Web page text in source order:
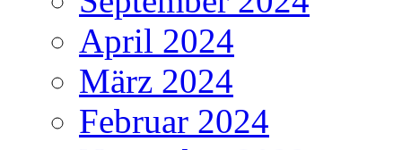
April 2024
März 2024
Februar 2024